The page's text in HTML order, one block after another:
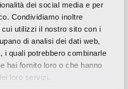
dei social media e per
Condividiamo inoltre
utilizzi il nostro sito con i
di analisi dei dati web,
i quali potrebbero combinarle
hai fornito loro o che hanno
loro servizi.